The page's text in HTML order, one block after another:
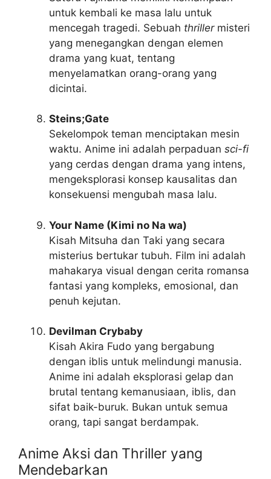
untuk kembali ke masa lalu untuk
mencegah tragedi. Sebuah thrillermisteri
yang menegangkan dengan elemen
drama yang kuat, tentang
menyelamatkan orang-orang yang
dicintai.
Steins;Gate
Sekelompok teman menciptakan mesin
waktu. Anime ini adalah perpaduan sci-fi
yang cerdas dengan drama yang intens,
mengeksplorasi konsep kausalitas dan
konsekuensi mengubah masa lalu.
Your Name (Kimi no Na wa)
Kisah Mitsuha dan Taki yang secara
misterius bertukar tubuh. Film ini adalah
mahakarya visual dengan cerita romansa
fantasi yang kompleks, emosional, dan
penuh kejutan.
Devilman Crybaby
Kisah Akira Fudo yang bergabung
dengan iblis untuk melindungi manusia.
Anime ini adalah eksplorasi gelap dan
brutal tentang kemanusiaan, iblis, dan
sifat baik-buruk. Bukan untuk semua
orang, tapi sangat berdampak.
Anime Aksi dan Thriller yang
Mendebarkan